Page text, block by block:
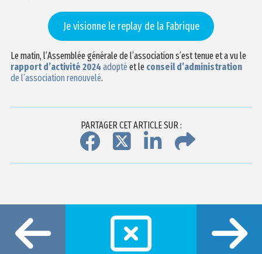
Je visionne le replay de la Fabrique
Le matin, l’Assemblée générale de l’association s’est tenue et a vu le
rapport d’activité 2024 adopté et le conseil d’administration
de l’association renouvelé.
PARTAGER CET ARTICLE SUR :